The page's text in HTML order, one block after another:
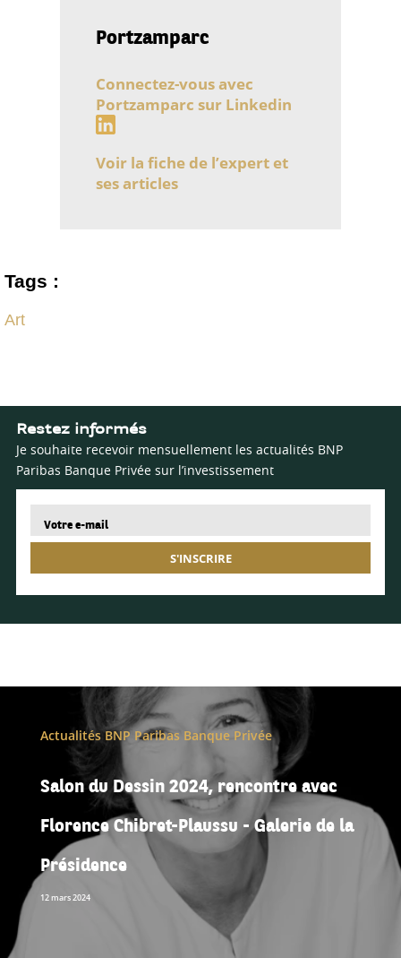
Portzamparc
Connectez-vous avec
Portzamparc sur Linkedin
Voir la fiche de l’expert et
ses articles
Tags :
Art
Restez informés
Je souhaite recevoir mensuellement les actualités BNP
Paribas Banque Privée sur l’investissement
S'INSCRIRE
Actualités BNP Paribas Banque Privée
Salon du Dessin 2024, rencontre avec
Florence Chibret-Plaussu - Galerie de la
Présidence
12 mars 2024